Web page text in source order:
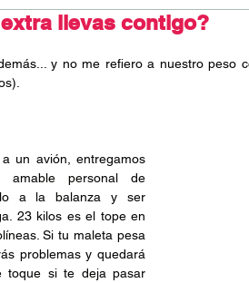
llevas contigo?
y no me refiero a nuestro peso
un avión, entregamos
amable personal de
a la balanza y ser
23 kilos es el tope en
Si tu maleta pesa
problemas y quedará
toque si te deja pasar